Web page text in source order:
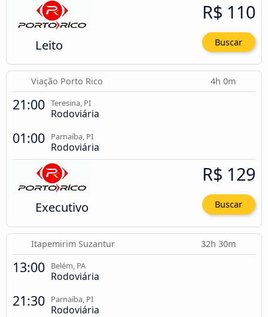
Leito
R$ 110
Buscar
Viação Porto Rico 4h 0m
21:00 Teresina, PI
Rodoviária
01:00 Parnaíba, PI
Rodoviária
Executivo
R$ 129
Buscar
Itapemirim Suzantur 32h 30m
13:00 Belém, PA
Rodoviária
21:30 Parnaíba, PI
Rodoviária